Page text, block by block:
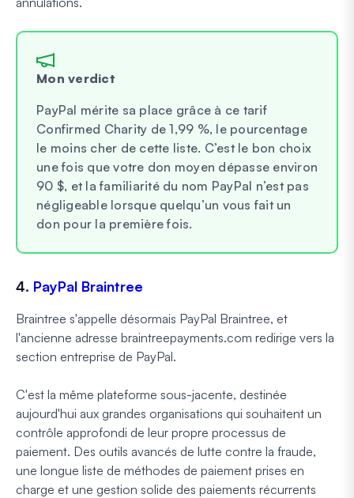
Mon verdict
PayPal mérite sa place grâce à ce tarif
Confirmed Charity de 1,99 %, le pourcentage
le moins cher de cette liste. C’est le bon choix
une fois que votre don moyen dépasse environ
90 $, et la familiarité du nom PayPal n’est pas
négligeable lorsque quelqu’un vous fait un
don pour la première fois.
4. PayPal Braintree
Braintree s'appelle désormais PayPal Braintree, et
l'ancienne adresse braintreepayments.com redirige vers la
section entreprise de PayPal.
C'est la même plateforme sous-jacente, destinée
aujourd'hui aux grandes organisations qui souhaitent un
contrôle approfondi de leur propre processus de
paiement. Des outils avancés de lutte contre la fraude,
une longue liste de méthodes de paiement prises en
charge et une gestion solide des paiements récurrents